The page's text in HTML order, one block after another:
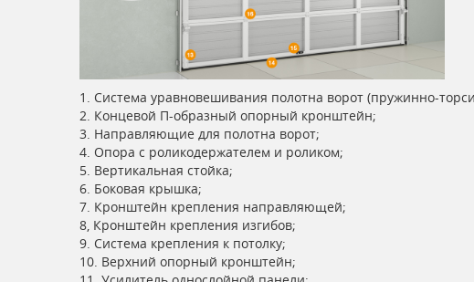
1. Система уравновешивания полотна ворот (пружинно-
2. Концевой П-образный опорный кронштейн;
3. Направляющие для полотна ворот;
4. Опора с роликодержателем и роликом;
5. Вертикальная стойка;
6. Боковая крышка;
7. Кронштейн крепления направляющей;
8, Кронштейн крепления изгибов;
9. Система крепления к потолку;
10. Верхний опорный кронштейн;